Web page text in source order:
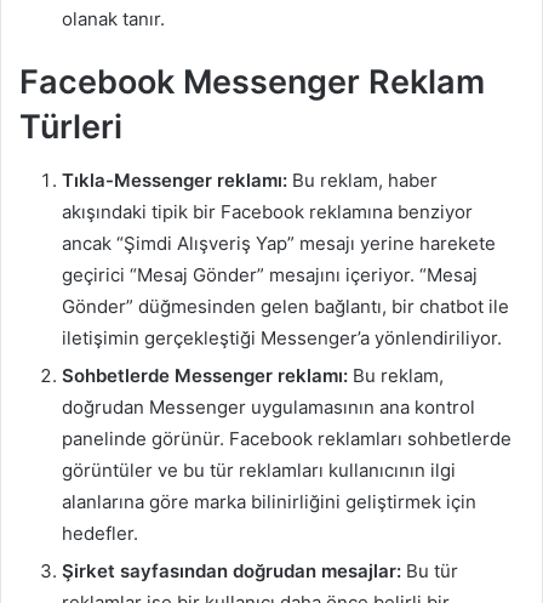
olanak tanır.
Facebook Messenger Reklam
Türleri
Tıkla-Messenger reklamı: Bu reklam, haber
akışındaki tipik bir Facebook reklamına benziyor
ancak “Şimdi Alışveriş Yap” mesajı yerine harekete
geçirici “Mesaj Gönder” mesajını içeriyor. “Mesaj
Gönder” düğmesinden gelen bağlantı, bir chatbot ile
iletişimin gerçekleştiği Messenger’a yönlendiriliyor.
Sohbetlerde Messenger reklamı: Bu reklam,
doğrudan Messenger uygulamasının ana kontrol
panelinde görünür. Facebook reklamları sohbetlerde
görüntüler ve bu tür reklamları kullanıcının ilgi
alanlarına göre marka bilinirliğini geliştirmek için
hedefler.
Şirket sayfasından doğrudan mesajlar: Bu tür